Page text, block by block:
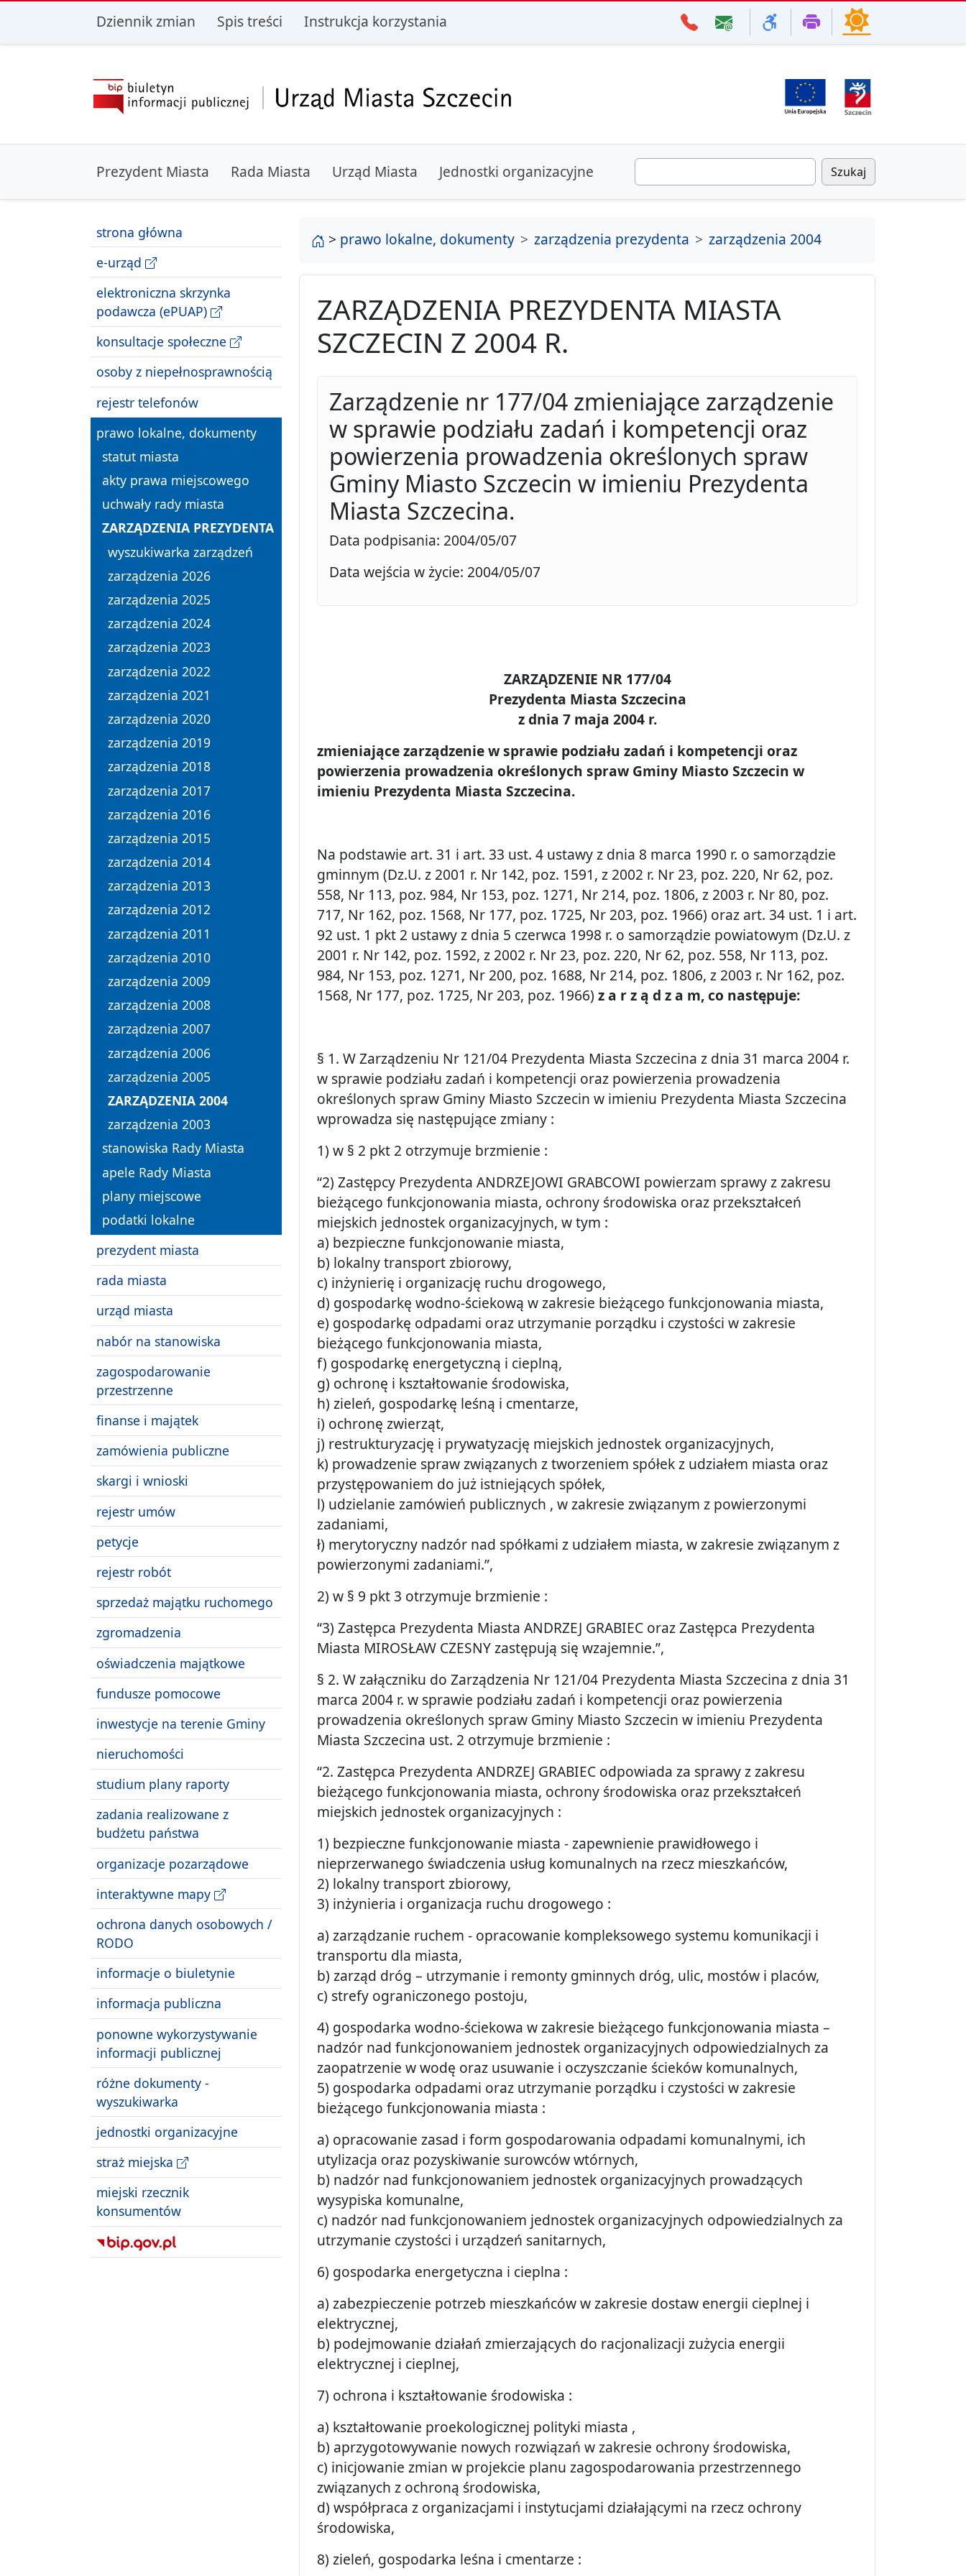
przejdź do głównego menu przejdź do treści
Dziennik zmian Spis treści Instrukcja korzystania
Prezydent Miasta Rada Miasta Urząd Miasta Jednostki organizacyjne Szukaj
strona główna
e-urząd
elektroniczna skrzynka
podawcza (ePUAP)
konsultacje społeczne
osoby z niepełnosprawnością
rejestr telefonów
prawo lokalne, dokumenty
statut miasta
akty prawa miejscowego
uchwały rady miasta
ZARZĄDZENIA PREZYDENTA
wyszukiwarka zarządzeń
zarządzenia 2026
zarządzenia 2025
zarządzenia 2024
zarządzenia 2023
zarządzenia 2022
zarządzenia 2021
zarządzenia 2020
zarządzenia 2019
zarządzenia 2018
zarządzenia 2017
zarządzenia 2016
zarządzenia 2015
zarządzenia 2014
zarządzenia 2013
zarządzenia 2012
zarządzenia 2011
zarządzenia 2010
zarządzenia 2009
zarządzenia 2008
zarządzenia 2007
zarządzenia 2006
zarządzenia 2005
ZARZĄDZENIA 2004
zarządzenia 2003
stanowiska Rady Miasta
apele Rady Miasta
plany miejscowe
podatki lokalne
prezydent miasta
rada miasta
urząd miasta
nabór na stanowiska
zagospodarowanie
przestrzenne
finanse i majątek
zamówienia publiczne
skargi i wnioski
rejestr umów
petycje
rejestr robót
sprzedaż majątku ruchomego
zgromadzenia
oświadczenia majątkowe
fundusze pomocowe
inwestycje na terenie Gminy
nieruchomości
studium plany raporty
zadania realizowane z
budżetu państwa
organizacje pozarządowe
interaktywne mapy
ochrona danych osobowych /
RODO
informacje o biuletynie
informacja publiczna
ponowne wykorzystywanie
informacji publicznej
różne dokumenty -
wyszukiwarka
jednostki organizacyjne
straż miejska
miejski rzecznik
konsumentów
strona główna
> prawo lokalne, dokumenty zarządzenia prezydenta zarządzenia 2004
ZARZĄDZENIA PREZYDENTA MIASTA
SZCZECIN Z 2004 R.
Zarządzenie nr 177/04 zmieniające zarządzenie
w sprawie podziału zadań i kompetencji oraz
powierzenia prowadzenia określonych spraw
Gminy Miasto Szczecin w imieniu Prezydenta
Miasta Szczecina.
Data podpisania: 2004/05/07
Data wejścia w życie: 2004/05/07
ZARZĄDZENIE NR 177/04
Prezydenta Miasta Szczecina
z dnia 7 maja 2004 r.
zmieniające zarządzenie w sprawie podziału zadań i kompetencji oraz
powierzenia prowadzenia określonych spraw Gminy Miasto Szczecin w
imieniu Prezydenta Miasta Szczecina.
Na podstawie art. 31 i art. 33 ust. 4 ustawy z dnia 8 marca 1990 r. o samorządzie
gminnym (Dz.U. z 2001 r. Nr 142, poz. 1591, z 2002 r. Nr 23, poz. 220, Nr 62, poz.
558, Nr 113, poz. 984, Nr 153, poz. 1271, Nr 214, poz. 1806, z 2003 r. Nr 80, poz.
717, Nr 162, poz. 1568, Nr 177, poz. 1725, Nr 203, poz. 1966) oraz art. 34 ust. 1 i art.
92 ust. 1 pkt 2 ustawy z dnia 5 czerwca 1998 r. o samorządzie powiatowym (Dz.U. z
2001 r. Nr 142, poz. 1592, z 2002 r. Nr 23, poz. 220, Nr 62, poz. 558, Nr 113, poz.
984, Nr 153, poz. 1271, Nr 200, poz. 1688, Nr 214, poz. 1806, z 2003 r. Nr 162, poz.
1568, Nr 177, poz. 1725, Nr 203, poz. 1966) z a r z ą d z a m, co następuje:
§ 1. W Zarządzeniu Nr 121/04 Prezydenta Miasta Szczecina z dnia 31 marca 2004 r.
w sprawie podziału zadań i kompetencji oraz powierzenia prowadzenia
określonych spraw Gminy Miasto Szczecin w imieniu Prezydenta Miasta Szczecina
wprowadza się następujące zmiany :
1) w § 2 pkt 2 otrzymuje brzmienie :
“2) Zastępcy Prezydenta ANDRZEJOWI GRABCOWI powierzam sprawy z zakresu
bieżącego funkcjonowania miasta, ochrony środowiska oraz przekształceń
miejskich jednostek organizacyjnych, w tym :
a) bezpieczne funkcjonowanie miasta,
b) lokalny transport zbiorowy,
c) inżynierię i organizację ruchu drogowego,
d) gospodarkę wodno-ściekową w zakresie bieżącego funkcjonowania miasta,
e) gospodarkę odpadami oraz utrzymanie porządku i czystości w zakresie
bieżącego funkcjonowania miasta,
f) gospodarkę energetyczną i cieplną,
g) ochronę i kształtowanie środowiska,
h) zieleń, gospodarkę leśną i cmentarze,
i) ochronę zwierząt,
j) restrukturyzację i prywatyzację miejskich jednostek organizacyjnych,
k) prowadzenie spraw związanych z tworzeniem spółek z udziałem miasta oraz
przystępowaniem do już istniejących spółek,
l) udzielanie zamówień publicznych , w zakresie związanym z powierzonymi
zadaniami,
ł) merytoryczny nadzór nad spółkami z udziałem miasta, w zakresie związanym z
powierzonymi zadaniami.”,
2) w § 9 pkt 3 otrzymuje brzmienie :
“3) Zastępca Prezydenta Miasta ANDRZEJ GRABIEC oraz Zastępca Prezydenta
Miasta MIROSŁAW CZESNY zastępują się wzajemnie.”,
§ 2. W załączniku do Zarządzenia Nr 121/04 Prezydenta Miasta Szczecina z dnia 31
marca 2004 r. w sprawie podziału zadań i kompetencji oraz powierzenia
prowadzenia określonych spraw Gminy Miasto Szczecin w imieniu Prezydenta
Miasta Szczecina ust. 2 otrzymuje brzmienie :
“2. Zastępca Prezydenta ANDRZEJ GRABIEC odpowiada za sprawy z zakresu
bieżącego funkcjonowania miasta, ochrony środowiska oraz przekształceń
miejskich jednostek organizacyjnych :
1) bezpieczne funkcjonowanie miasta - zapewnienie prawidłowego i
nieprzerwanego świadczenia usług komunalnych na rzecz mieszkańców,
2) lokalny transport zbiorowy,
3) inżynieria i organizacja ruchu drogowego :
a) zarządzanie ruchem - opracowanie kompleksowego systemu komunikacji i
transportu dla miasta,
b) zarząd dróg – utrzymanie i remonty gminnych dróg, ulic, mostów i placów,
c) strefy ograniczonego postoju,
4) gospodarka wodno-ściekowa w zakresie bieżącego funkcjonowania miasta –
nadzór nad funkcjonowaniem jednostek organizacyjnych odpowiedzialnych za
zaopatrzenie w wodę oraz usuwanie i oczyszczanie ścieków komunalnych,
5) gospodarka odpadami oraz utrzymanie porządku i czystości w zakresie
bieżącego funkcjonowania miasta :
a) opracowanie zasad i form gospodarowania odpadami komunalnymi, ich
utylizacja oraz pozyskiwanie surowców wtórnych,
b) nadzór nad funkcjonowaniem jednostek organizacyjnych prowadzących
wysypiska komunalne,
c) nadzór nad funkcjonowaniem jednostek organizacyjnych odpowiedzialnych za
utrzymanie czystości i urządzeń sanitarnych,
6) gospodarka energetyczna i cieplna :
a) zabezpieczenie potrzeb mieszkańców w zakresie dostaw energii cieplnej i
elektrycznej,
b) podejmowanie działań zmierzających do racjonalizacji zużycia energii
elektrycznej i cieplnej,
7) ochrona i kształtowanie środowiska :
a) kształtowanie proekologicznej polityki miasta ,
b) aprzygotowywanie nowych rozwiązań w zakresie ochrony środowiska,
c) inicjowanie zmian w projekcie planu zagospodarowania przestrzennego
związanych z ochroną środowiska,
d) współpraca z organizacjami i instytucjami działającymi na rzecz ochrony
środowiska,
8) zieleń, gospodarka leśna i cmentarze :